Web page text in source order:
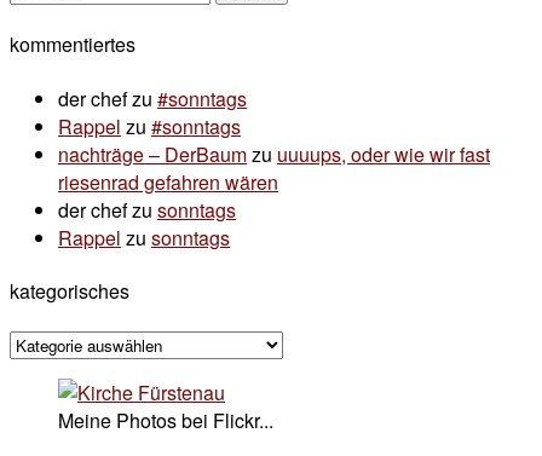
kommentiertes
der chefzu #sonntags
Rappel zu #sonntags
nachträge – DerBaumzu uuuups, oder wie wir fast
riesenrad gefahren wären
der chefzu sonntags
Rappel zu sonntags
kategorisches
kategorisches
Meine Photos bei Flickr...